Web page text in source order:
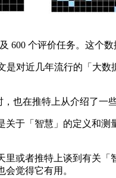
个评价任务。这个数
对近几年流行的「大
也在推特上从介绍了一
「智慧」的定义和测
者推特上谈到有关「
觉得它有用。